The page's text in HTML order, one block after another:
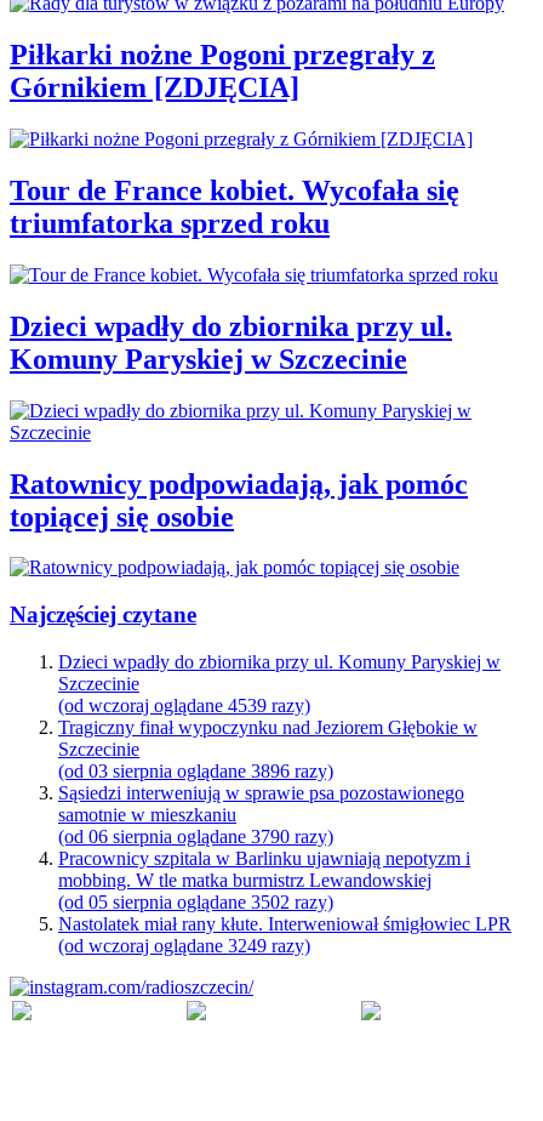
Piłkarki nożne Pogoni przegrały z
Górnikiem [ZDJĘCIA]
Tour de France kobiet. Wycofała się
triumfatorka sprzed roku
Dzieci wpadły do zbiornika przy ul.
Komuny Paryskiej w Szczecinie
Ratownicy podpowiadają, jak pomóc
topiącej się osobie
Najczęściej czytane
Dzieci wpadły do zbiornika przy ul. Komuny Paryskiej w
Szczecinie
(od wczoraj oglądane 4539 razy)
Tragiczny finał wypoczynku nad Jeziorem Głębokie w
Szczecinie
(od 03 sierpnia oglądane 3896 razy)
Sąsiedzi interweniują w sprawie psa pozostawionego
samotnie w mieszkaniu
(od 06 sierpnia oglądane 3790 razy)
Pracownicy szpitala w Barlinku ujawniają nepotyzm i
mobbing. W tle matka burmistrz Lewandowskiej
(od 05 sierpnia oglądane 3502 razy)
Nastolatek miał rany kłute. Interweniował śmigłowiec LPR
(od wczoraj oglądane 3249 razy)